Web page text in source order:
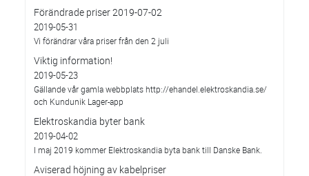
Förändrade priser 2019-07-02
2019-05-31
Vi förändrar våra priser från den 2 juli
Viktig information!
2019-05-23
Gällande vår gamla webbplats http://ehandel.elektroskandia.se/
och Kundunik Lager-app
Elektroskandia byter bank
2019-04-02
I maj 2019 kommer Elektroskandia byta bank till Danske Bank.
Aviserad höjning av kabelpriser